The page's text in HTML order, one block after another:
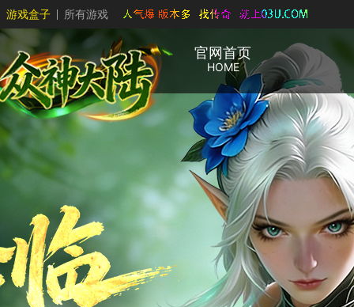
游戏盒子 所有游戏
官网首页
HOME